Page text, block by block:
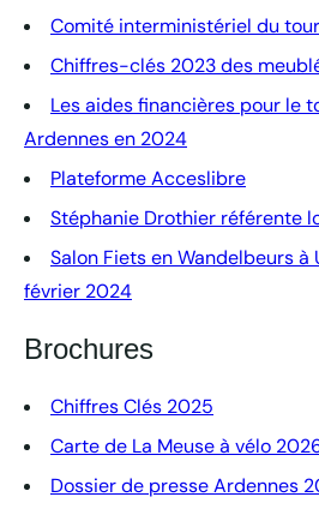
Comité interministériel du
Chiffres-clés 2023 des
Les aides financières pour le
Ardennes en 2024
Plateforme Acceslibre
Stéphanie Drothier référente
Salon Fiets en Wandelbeurs à
février 2024
Brochures
Chiffres Clés 2025
Carte de La Meuse à vélo
Dossier de presse Ardennes